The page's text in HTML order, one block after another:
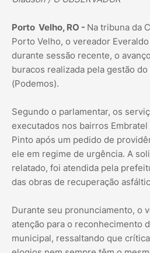
Porto Velho, RO - Na tribuna da
Porto Velho, o vereador
durante sessão recente, o
buracos realizada pela gestão
(Podemos).
Segundo o parlamentar, os
executados nos bairros
Pinto após um pedido de
ele em regime de urgência. A
relatado, foi atendida pela
das obras de recuperação
Durante seu pronunciamento, o
atenção para o reconhecimento
municipal, ressaltando que